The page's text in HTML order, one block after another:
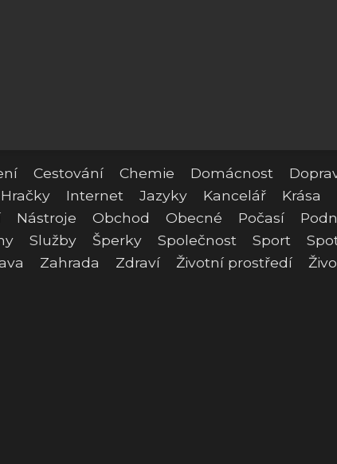
Cestování Chemie Domácnost
Hračky Internet Jazyky Kancelář Krása
Nástroje Obchod Obecné Počasí
Služby Šperky Společnost Sport
Zahrada Zdraví Životní prostředí